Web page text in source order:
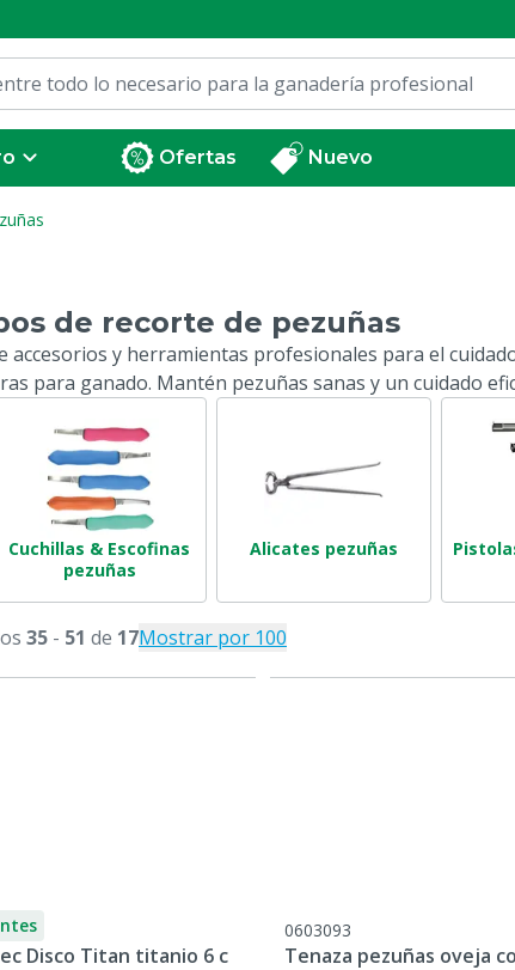
Ofertas Nuevo
de recorte de pezuñas
accesorios y herramientas profesionales para el
para ganado. Mantén pezuñas sanas y un cuidado
Cuchillas & Escofinas
pezuñas
Alicates pezuñas
35 - 51 de 17Mostrar por 100
Disco Titan titanio 6 c
0603093
Tenaza pezuñas oveja